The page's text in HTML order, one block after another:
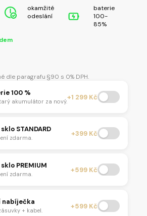
okamžité
odeslání
baterie
100-
85%
dle paragrafu §90 s 0% DPH.
100 %
akumulátor za nový.+1 299 Kč
STANDARD
zdarma. +399 Kč
PREMIUM
zdarma. +599 Kč
nabíječka
+ kabel. +599 Kč